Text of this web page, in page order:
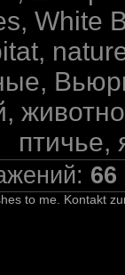
White
птичье,
66
to me. Kontakt